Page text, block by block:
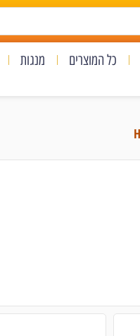
כל המוצרים מנגות